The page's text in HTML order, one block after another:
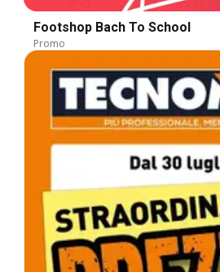
Footshop Bach To School
Promo